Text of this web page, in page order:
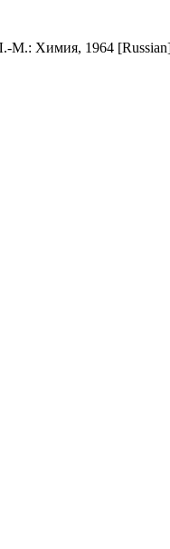
М.: Химия, 1964